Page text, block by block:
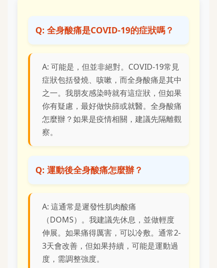
Q: 全身酸痛是COVID-19的症狀嗎？
A: 可能是，但並非絕對。COVID-19常見
症狀包括發燒、咳嗽，而全身酸痛是其中
之一。我朋友感染時就有這症狀，但如果
你有疑慮，最好做快篩或就醫。全身酸痛
怎麼辦？如果是疫情相關，建議先隔離觀
察。
Q: 運動後全身酸痛怎麼辦？
A: 這通常是遲發性肌肉酸痛
（DOMS）。我建議先休息，並做輕度
伸展。如果痛得厲害，可以冷敷。通常2-
3天會改善，但如果持續，可能是運動過
度，需調整強度。